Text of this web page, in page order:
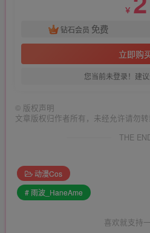
￥
钻石会员 免费
立即购
您当前未登录！建
© 版权声明
文章版权归作者所有，未经允许请勿转
THE
动漫Cos
# 雨波_HaneAme
喜欢就支持